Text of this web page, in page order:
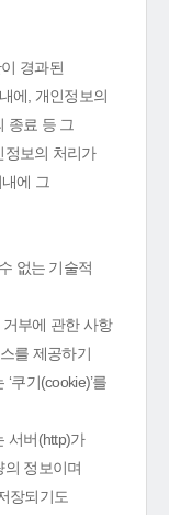
경과된
에, 개인정보의
종료 등 그
정보의 처리가
에 그
없는 기술적
부에 관한 사항
를 제공하기
쿠기(cookie)’를
서버(http)가
정보이며
장되기도